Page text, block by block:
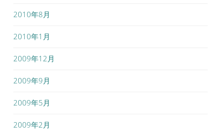
2010年8月
2010年1月
2009年12月
2009年9月
2009年5月
2009年2月